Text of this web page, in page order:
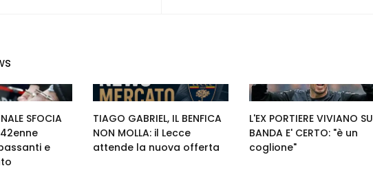
SFOCIA
42enne
e
TIAGO GABRIEL, IL BENFICA
NON MOLLA: il Lecce
attende la nuova offerta
L'EX PORTIERE VIVIANO SU
BANDA E' CERTO: "è un
coglione"